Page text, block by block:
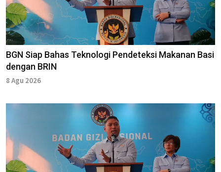
BGN Siap Bahas Teknologi Pendeteksi Makanan Basi
dengan BRIN
8 Agu 2026